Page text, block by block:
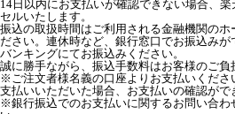
14日以内にお支払いが確認できない場合、
セルいたします。
振込の取扱時間はご利用される金融機関のホ
ださい。連休時など、銀行窓口でお振込み
バンキングにてお振込みください。
誠に勝手ながら、振込手数料はお客様のご負
※ご注文者様名義の口座よりお支払いくださ
支払いいただいた場合、お支払いの確認がで
※銀行振込でのお支払いに関するお問い合わ